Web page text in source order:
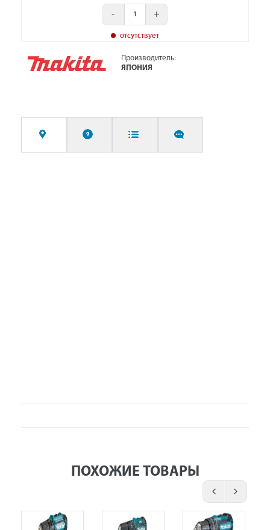
- +
отсутствует
Производитель:
ЯПОНИЯ
ПОХОЖИЕ ТОВАРЫ